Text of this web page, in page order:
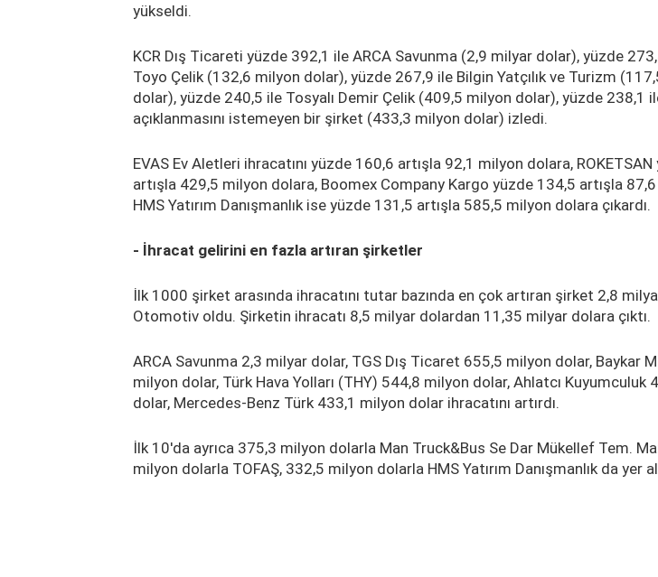
yükseldi.
KCR Dış Ticareti yüzde 392,1 ile ARCA Savunma (2,9 milyar dolar), yüzde
Toyo Çelik (132,6 milyon dolar), yüzde 267,9 ile Bilgin Yatçılık ve Turizm
dolar), yüzde 240,5 ile Tosyalı Demir Çelik (409,5 milyon dolar), yüzde 238,1
açıklanmasını istemeyen bir şirket (433,3 milyon dolar) izledi.
EVAS Ev Aletleri ihracatını yüzde 160,6 artışla 92,1 milyon dolara,
artışla 429,5 milyon dolara, Boomex Company Kargo yüzde 134,5 artışla
HMS Yatırım Danışmanlık ise yüzde 131,5 artışla 585,5 milyon dolara çıkardı.
- İhracat gelirini en fazla artıran şirketler
İlk 1000 şirket arasında ihracatını tutar bazında en çok artıran şirket 2,8
Otomotiv oldu. Şirketin ihracatı 8,5 milyar dolardan 11,35 milyar dolara çıktı.
ARCA Savunma 2,3 milyar dolar, TGS Dış Ticaret 655,5 milyon dolar, Baykar
milyon dolar, Türk Hava Yolları (THY) 544,8 milyon dolar, Ahlatcı Kuyumculuk
dolar, Mercedes-Benz Türk 433,1 milyon dolar ihracatını artırdı.
İlk 10'da ayrıca 375,3 milyon dolarla Man Truck&Bus Se Dar Mükellef Tem.
milyon dolarla TOFAŞ, 332,5 milyon dolarla HMS Yatırım Danışmanlık da yer